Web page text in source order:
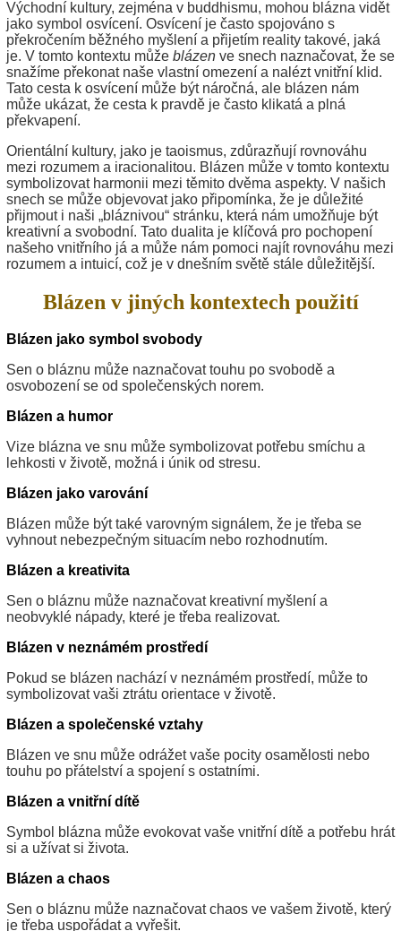
Východní kultury, zejména v buddhismu, mohou blázna vidět
jako symbol osvícení. Osvícení je často spojováno s
překročením běžného myšlení a přijetím reality takové, jaká
je. V tomto kontextu může blázen ve snech naznačovat, že se
snažíme překonat naše vlastní omezení a nalézt vnitřní klid.
Tato cesta k osvícení může být náročná, ale blázen nám
může ukázat, že cesta k pravdě je často klikatá a plná
překvapení.
Orientální kultury, jako je taoismus, zdůrazňují rovnováhu
mezi rozumem a iracionalitou. Blázen může v tomto kontextu
symbolizovat harmonii mezi těmito dvěma aspekty. V našich
snech se může objevovat jako připomínka, že je důležité
přijmout i naši „bláznivou“ stránku, která nám umožňuje být
kreativní a svobodní. Tato dualita je klíčová pro pochopení
našeho vnitřního já a může nám pomoci najít rovnováhu mezi
rozumem a intuicí, což je v dnešním světě stále důležitější.
Blázen v jiných kontextech použití
Blázen jako symbol svobody
Sen o bláznu může naznačovat touhu po svobodě a
osvobození se od společenských norem.
Blázen a humor
Vize blázna ve snu může symbolizovat potřebu smíchu a
lehkosti v životě, možná i únik od stresu.
Blázen jako varování
Blázen může být také varovným signálem, že je třeba se
vyhnout nebezpečným situacím nebo rozhodnutím.
Blázen a kreativita
Sen o bláznu může naznačovat kreativní myšlení a
neobvyklé nápady, které je třeba realizovat.
Blázen v neznámém prostředí
Pokud se blázen nachází v neznámém prostředí, může to
symbolizovat vaši ztrátu orientace v životě.
Blázen a společenské vztahy
Blázen ve snu může odrážet vaše pocity osamělosti nebo
touhu po přátelství a spojení s ostatními.
Blázen a vnitřní dítě
Symbol blázna může evokovat vaše vnitřní dítě a potřebu hrát
si a užívat si života.
Blázen a chaos
Sen o bláznu může naznačovat chaos ve vašem životě, který
je třeba uspořádat a vyřešit.